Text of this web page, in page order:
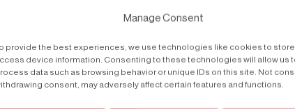
Manage Consent
provide the best experiences, we use technologies like cookies to
device information. Consenting to these technologies will allow us
data such as browsing behavior or unique IDs on this site. Not
consent, may adversely affect certain features and functions.
komersial.
bermesin sekrup menawarkan kombinasi terbaik
tanpa renovasi besar. Selain itu,ukuran lift rumah yang
rumah dengan keterbatasan ruang, tanpa mengganggu